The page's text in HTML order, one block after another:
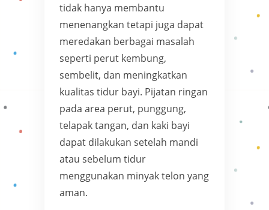
tidak hanya membantu
menenangkan tetapi juga dapat
meredakan berbagai masalah
seperti perut kembung,
sembelit, dan meningkatkan
kualitas tidur bayi. Pijatan ringan
pada area perut, punggung,
telapak tangan, dan kaki bayi
dapat dilakukan setelah mandi
atau sebelum tidur
menggunakan minyak telon yang
aman.